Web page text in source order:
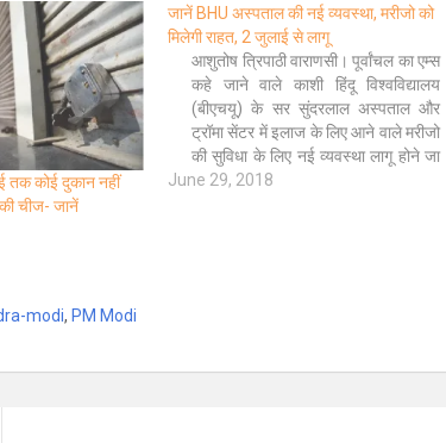
तक कोई दुकान नहीं
चीज- जानें
जानें BHU अस्पताल की नई व्यवस्था, मरीजो को
मिलेगी राहत, 2 जुलाई से लागू
आशुतोष त्रिपाठी वाराणसी। पूर्वांचल का एम्स
कहे जाने वाले काशी हिंदू विश्वविद्यालय
(बीएचयू) के सर सुंदरलाल अस्पताल और
ट्रॉमा सेंटर में इलाज के लिए आने वाले मरीजो
की सुविधा के लिए नई व्यवस्था लागू होने जा
रही है। अब यहां ओपीडी का समय बदल
June 29, 2018
modi, PM Modi